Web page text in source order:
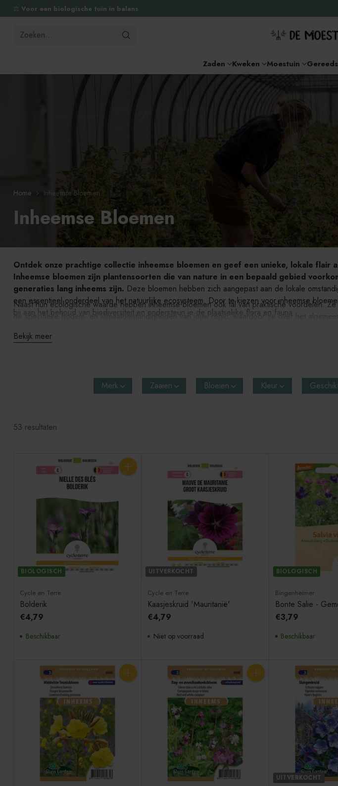
⚖️Voor een biologische tuin in balans
Zoeken...
Zaden Kweken Moestuin
Home Inheemse Bloemen
Inheemse Bloemen
Ontdek onze prachtige collectie inheemse bloemen en geef een unieke, lokale flair
Inheemse bloemen zijn plantensoorten die van nature in een bepaald gebied
generaties lang inheems zijn. Deze bloemen hebben zich aangepast aan de lokale
een essentieel onderdeel van het natuurlijke ecosysteem. Door te kiezen voor inheemse
bij aan het behoud van biodiversiteit en ondersteun je de plaatselijke flora en fauna.
Naast hun ecologische waarde hebben inheemse bloemen ook tal van praktische voordelen.
de specifieke bodem- en klimaatomstandigheden van jouw regio, waardoor ze over het
bijdraagt aan een gezond en evenwichtig ecosysteem. Ontdek de schoonheid en de vele
Bekijk meer
Merk Zaaien Bloeien Kleur
53 resultaten
BIOLOGISCH
Aantal
Cycle en Terre
Bolderik
€4,79
Beschikbaar
UITVERKOCHT
Cycle en Terre
Kaasjeskruid 'Mauritanië'
€4,79
Niet op voorraad
BIOLOGISCH
Bingenheimer
Bonte Salie -
€3,79
Beschikbaar
Aantal Aantal
UITVERKOCHT